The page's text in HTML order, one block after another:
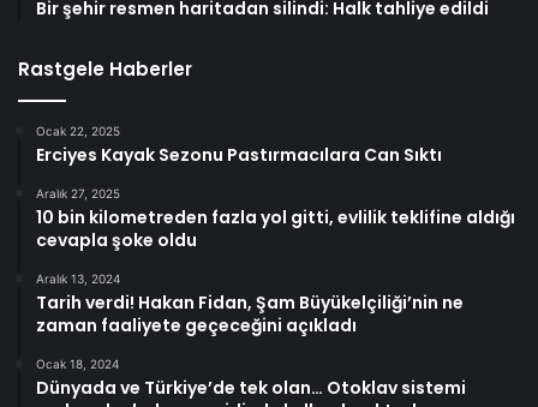
Bir şehir resmen haritadan silindi: Halk tahliye edildi
Rastgele Haberler
Ocak 22, 2025
Erciyes Kayak Sezonu Pastırmacılara Can Sıktı
Aralık 27, 2025
10 bin kilometreden fazla yol gitti, evlilik teklifine aldığı
cevapla şoke oldu
Aralık 13, 2024
Tarih verdi! Hakan Fidan, Şam Büyükelçiliği’nin ne
zaman faaliyete geçeceğini açıkladı
Ocak 18, 2024
Dünyada ve Türkiye’de tek olan… Otoklav sistemi